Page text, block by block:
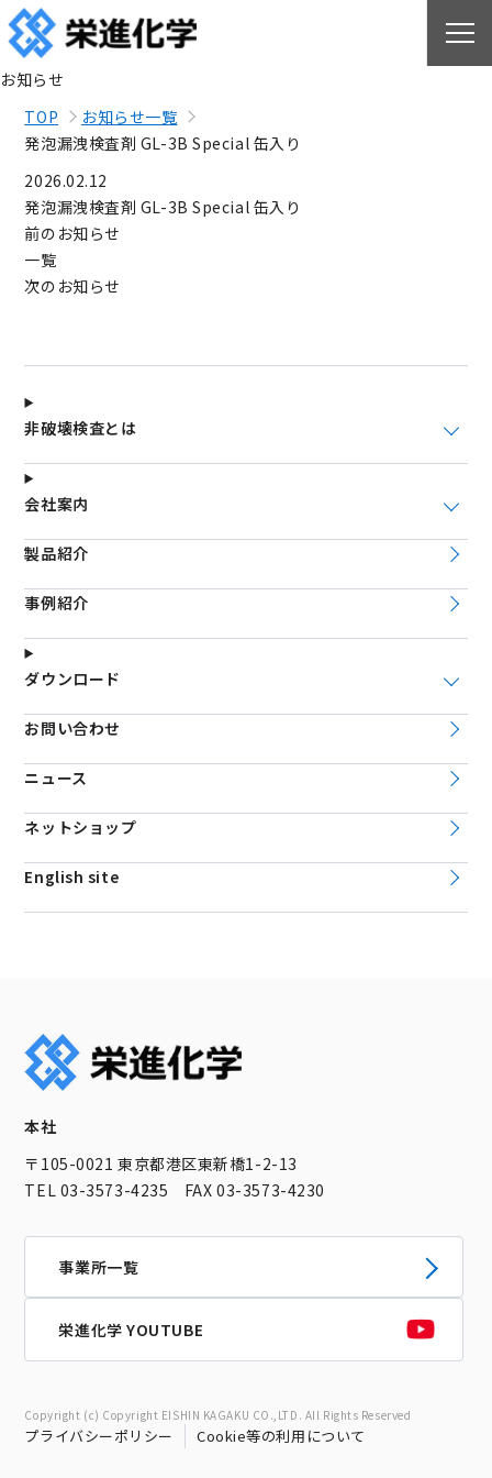
お知らせ
TOP
お知らせ一覧
発泡漏洩検査剤 GL-3B Special 缶入り
2026.02.12
発泡漏洩検査剤 GL-3B Special 缶入り
前のお知らせ
一覧
次のお知らせ
非破壊検査とは
会社案内
製品紹介
事例紹介
ダウンロード
お問い合わせ
ニュース
ネットショップ
English site
本社
〒105-0021 東京都港区東新橋1-2-13
TEL 03-3573-4235 FAX 03-3573-4230
事業所一覧
栄進化学 YOUTUBE
Copyright (c) Copyright EISHIN KAGAKU CO.,LTD. All Rights Reserved
プライバシーポリシー Cookie等の利用について